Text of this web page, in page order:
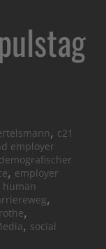
, c21
employer
demografischer
, employer
human
,
,
, social